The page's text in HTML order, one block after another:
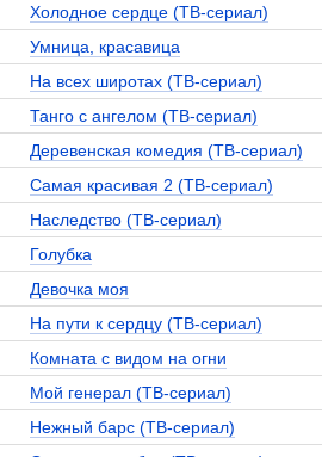
Холодное сердце (ТВ-сериал)
Умница, красавица
На всех широтах (ТВ-сериал)
Танго с ангелом (ТВ-сериал)
Деревенская комедия (ТВ-сериал)
Самая красивая 2 (ТВ-сериал)
Наследство (ТВ-сериал)
Голубка
Девочка моя
На пути к сердцу (ТВ-сериал)
Комната с видом на огни
Мой генерал (ТВ-сериал)
Нежный барс (ТВ-сериал)